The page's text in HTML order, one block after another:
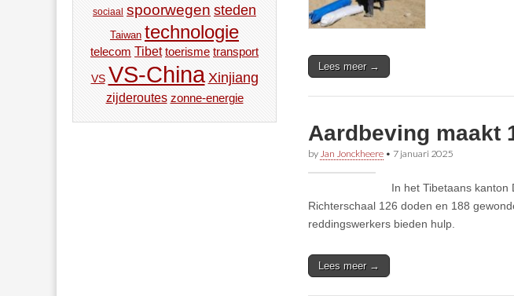
Lees meer →
Aardbeving maakt
by Jan Jonckheere • 7 januari 2025
In het Tibetaans kanton
Richterschaal 126 doden en 188
reddingswerkers bieden hulp.
Lees meer →
sociaal spoorwegen steden
Taiwan technologie
telecom Tibet toerisme transport
VS VS-China Xinjiang
zijderoutes zonne-energie